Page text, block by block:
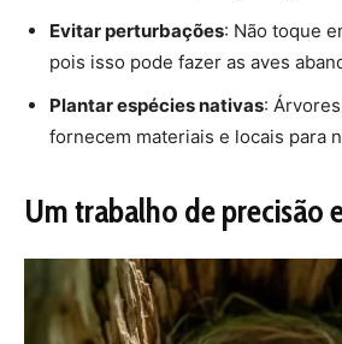
Um ninho em uma cavidade de árvore, um local
A escolha de onde construir um
inteligência e adaptabilidade das
cavidade ou material é selecionado
refletindo milhões de anos de
ninho, seja o delicado cesto de um